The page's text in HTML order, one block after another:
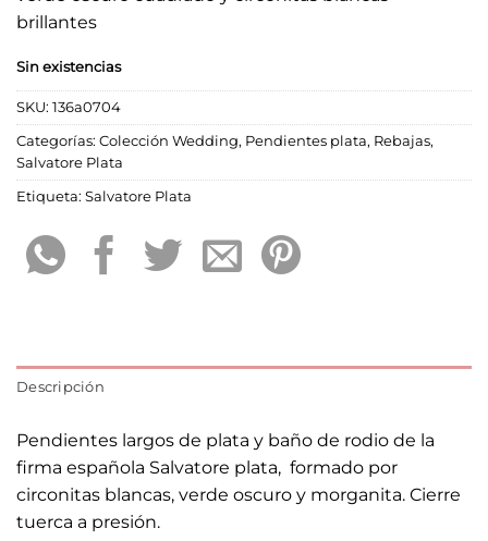
brillantes
Sin existencias
SKU: 136a0704
Categorías: Colección Wedding, Pendientes plata, Rebajas,
Salvatore Plata
Etiqueta: Salvatore Plata
Descripción
Pendientes largos de plata y baño de rodio de la
firma española Salvatore plata, formado por
circonitas blancas, verde oscuro y morganita. Cierre
tuerca a presión.